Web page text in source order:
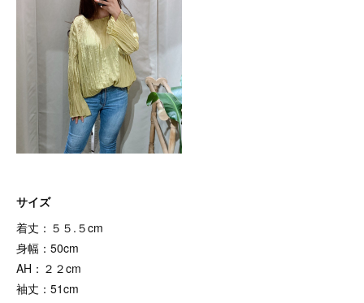
サイズ
着丈：５５.５cm
身幅：50cm
AH：２２cm
袖丈：51cm